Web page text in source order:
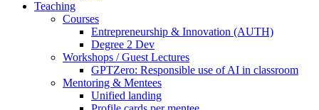
Teaching
Courses
Entrepreneurship & Innovation (AUTH)
Degree 2 Dev
Workshops / Guest Lectures
GPTZero: Responsible use of AI in classroom
Mentoring & Mentees
Unified landing